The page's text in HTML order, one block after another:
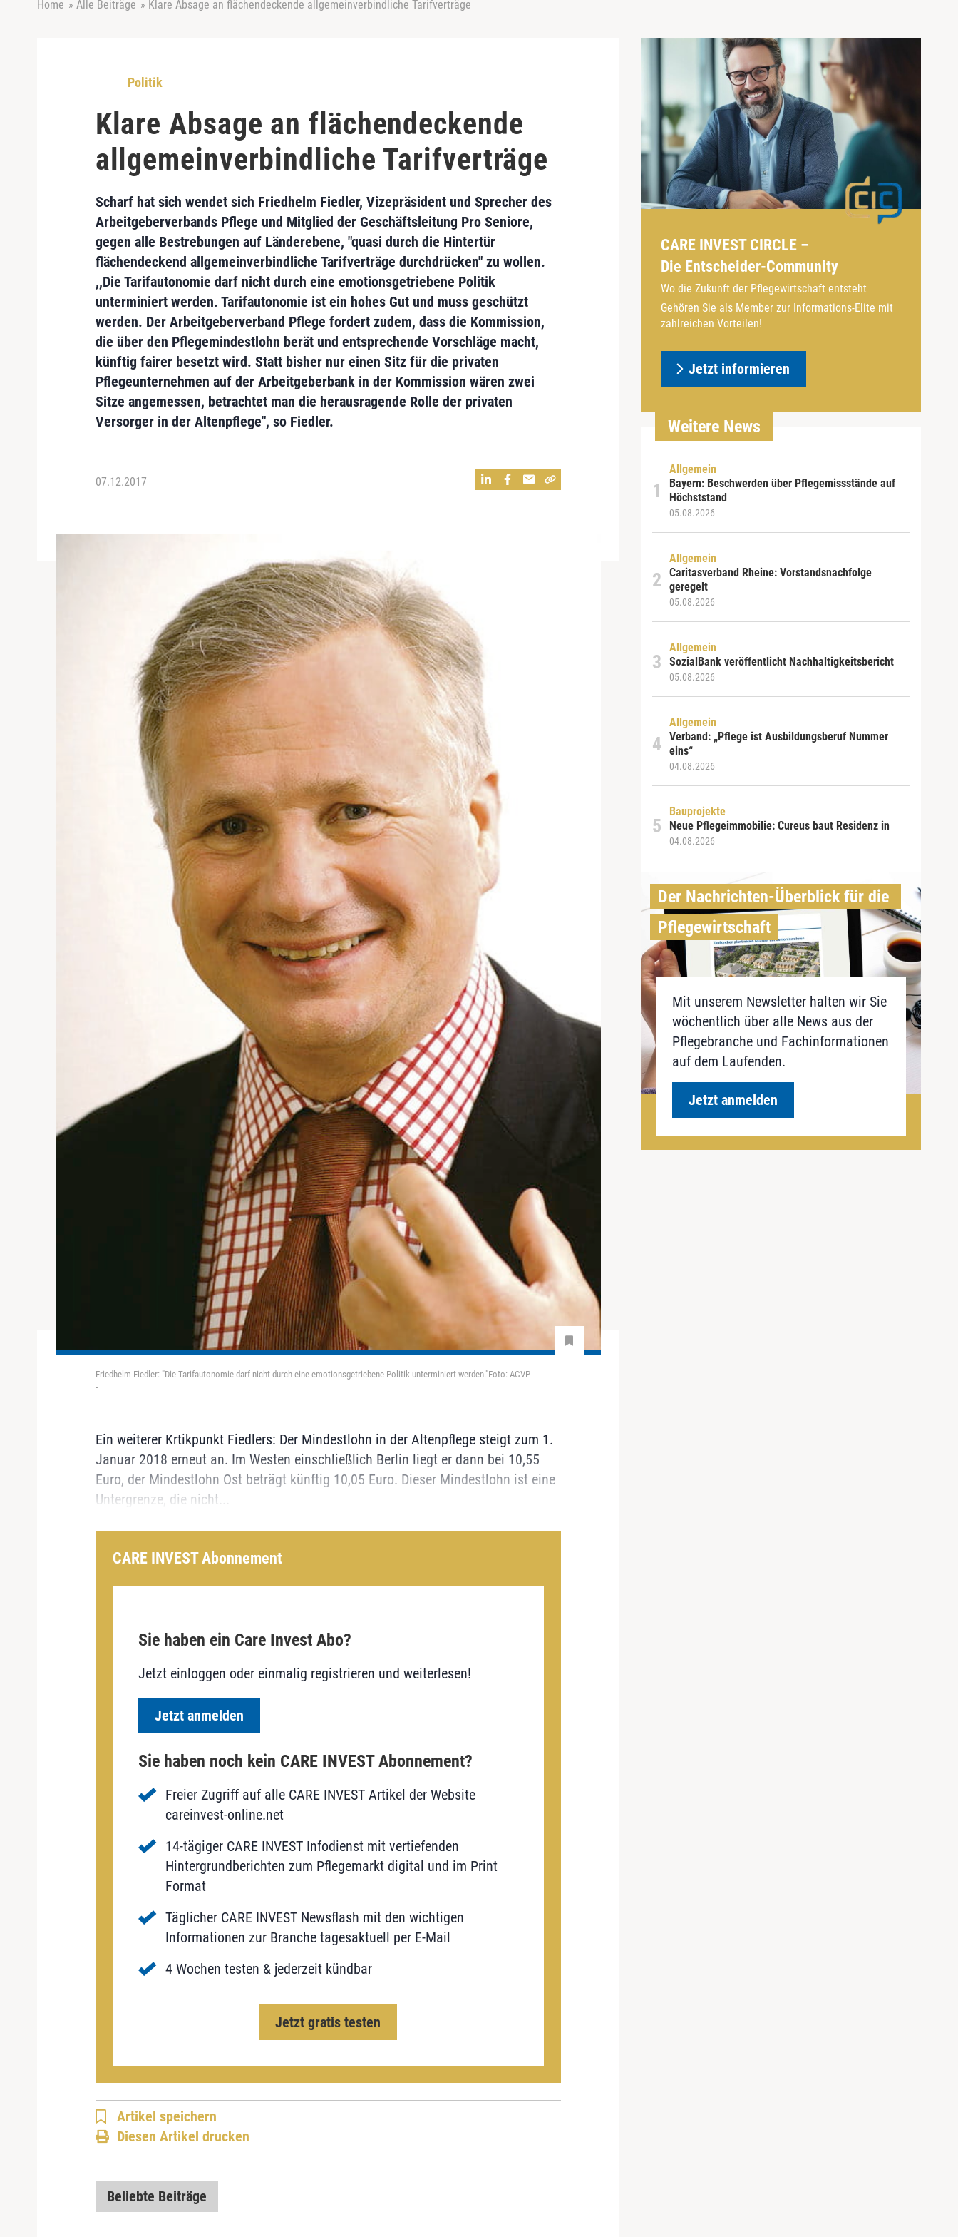
Home » Alle Beiträge » Klare Absage an flächendeckende allgemeinverbindliche Tarifverträge
Politik
Klare Absage an flächendeckende
allgemeinverbindliche Tarifverträge
Scharf hat sich wendet sich Friedhelm Fiedler, Vizepräsident und Sprecher des
Arbeitgeberverbands Pflege und Mitglied der Geschäftsleitung Pro Seniore,
gegen alle Bestrebungen auf Länderebene, "quasi durch die Hintertür
flächendeckend allgemeinverbindliche Tarifverträge durchdrücken" zu wollen.
,,Die Tarifautonomie darf nicht durch eine emotionsgetriebene Politik
unterminiert werden. Tarifautonomie ist ein hohes Gut und muss geschützt
werden. Der Arbeitgeberverband Pflege fordert zudem, dass die Kommission,
die über den Pflegemindestlohn berät und entsprechende Vorschläge macht,
künftig fairer besetzt wird. Statt bisher nur einen Sitz für die privaten
Pflegeunternehmen auf der Arbeitgeberbank in der Kommission wären zwei
Sitze angemessen, betrachtet man die herausragende Rolle der privaten
Versorger in der Altenpflege", so Fiedler.
07.12.2017
Friedhelm Fiedler: "Die Tarifautonomie darf nicht durch eine emotionsgetriebene Politik unterminiert werden."Foto: AGVP
-
Ein weiterer Krtikpunkt Fiedlers: Der Mindestlohn in der Altenpflege steigt zum 1.
Januar 2018 erneut an. Im Westen einschließlich Berlin liegt er dann bei 10,55
Euro, der Mindestlohn Ost beträgt künftig 10,05 Euro. Dieser Mindestlohn ist eine
Untergrenze, die nicht...
CARE INVEST Abonnement
Sie haben ein Care Invest Abo?
Jetzt einloggen oder einmalig registrieren und weiterlesen!
Jetzt anmelden
Sie haben noch kein CARE INVEST Abonnement?
Freier Zugriff auf alle CARE INVEST Artikel der Website
careinvest-online.net
14-tägiger CARE INVEST Infodienst mit vertiefenden
Hintergrundberichten zum Pflegemarkt digital und im Print
Format
Täglicher CARE INVEST Newsflash mit den wichtigen
Informationen zur Branche tagesaktuell per E-Mail
4 Wochen testen & jederzeit kündbar
Jetzt gratis testen
Artikel speichern
Diesen Artikel drucken
Beliebte Beiträge
CARE INVEST CIRCLE –
Die Entscheider-Community
Wo die Zukunft der Pflegewirtschaft entsteht
Gehören Sie als Member zur Informations-Elite mit
zahlreichen Vorteilen!
Jetzt informieren
Weitere News
Allgemein
Bayern: Beschwerden über Pflegemissstände auf
Höchststand
05.08.2026
Allgemein
Caritasverband Rheine: Vorstandsnachfolge
geregelt
05.08.2026
Allgemein
SozialBank veröffentlicht Nachhaltigkeitsbericht
05.08.2026
Allgemein
Verband: „Pflege ist Ausbildungsberuf Nummer
eins“
04.08.2026
Bauprojekte
Neue Pflegeimmobilie: Cureus baut Residenz in
04.08.2026
Der Nachrichten-Überblick für die
Pflegewirtschaft
Mit unserem Newsletter halten wir Sie
wöchentlich über alle News aus der
Pflegebranche und Fachinformationen
auf dem Laufenden.
Jetzt anmelden